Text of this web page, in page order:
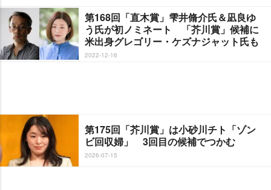
第168回「直木賞」雫井脩介氏＆凪良ゆ
う氏が初ノミネート 「芥川賞」候補に
米出身グレゴリー・ケズナジャット氏も
2022-12-16
第175回「芥川賞」は小砂川チト「ゾン
ビ回収婦」 3回目の候補でつかむ
2026-07-15